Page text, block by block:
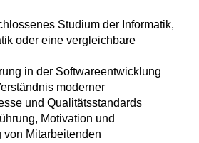
Studium der Informatik,
oder eine vergleichbare
in der Softwareentwicklung
moderner
und Qualitätsstandards
Motivation und
Mitarbeitenden